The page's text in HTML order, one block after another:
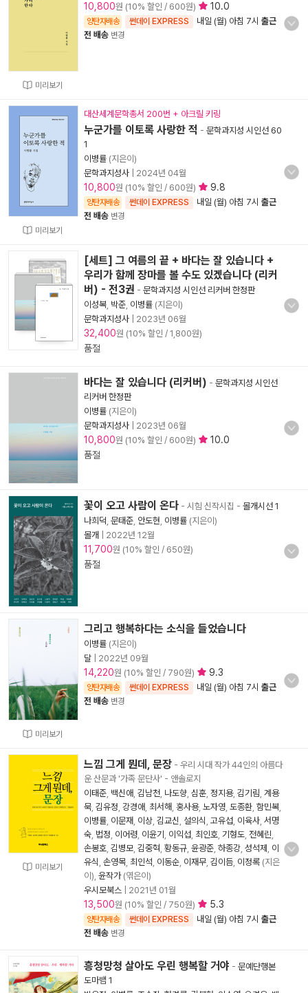
미리보기
10,800원 (10% 할인 / 600원) 10.0
양탄자배송 썬데이 EXPRESS 내일 (월) 아침 7시 출근
전 배송 변경
미리보기
대산세계문학총서 200번 + 아크릴 키링
누군가를 이토록 사랑한 적 - 문학과지성 시인선 60
1
이병률 (지은이)
문학과지성사
2024년 04월
10,800원 (10% 할인 / 600원) 9.8
양탄자배송 썬데이 EXPRESS 내일 (월) 아침 7시 출근
전 배송 변경
[세트] 그 여름의 끝 + 바다는 잘 있습니다 +
우리가 함께 장마를 볼 수도 있겠습니다 (리커
버) - 전3권 - 문학과지성 시인선 리커버 한정판
이성복 박준 이병률 (지은이)
문학과지성사
2023년 06월
32,400원 (10% 할인 / 1,800원)
품절
바다는 잘 있습니다 (리커버) - 문학과지성 시인선
리커버 한정판
이병률 (지은이)
문학과지성사
2023년 06월
10,800원 (10% 할인 / 600원)
10.0
품절
꽃이 오고 사람이 온다 - 시힘 신작시집 - 몰개시선 1
나희덕 문태준 안도현 이병률 (지은이)
몰개
2022년 12월
11,700원 (10% 할인 / 650원)
품절
미리보기
그리고 행복하다는 소식을 들었습니다
이병률 (지은이)
달
2022년 09월
14,220원 (10% 할인 / 790원) 9.3
양탄자배송 썬데이 EXPRESS 내일 (월) 아침 7시 출근
전 배송 변경
미리보기
느낌 그게 뭔데, 문장 - 우리 시대 작가 44인의 아름다
운 산문과 '가족 문단사' - 앤솔로지
이태준 백신애 김남천 나도향 심훈 정지용, 김기림 계용
묵 김유정 강경애 최서해 홍사용, 노자영 도종환 함민복
이병률 이문재 이상 김교신 설의식 고유섭 이육사 서명
숙 법정 이어령 이윤기 이익섭 최인호 기형도 전혜린
손봉호 김병모 김중혁 황동규 윤광준 하종강 성석제
이
유식 손영목 최인석 이동순 이재무 김이듬 이정록 (지은
이), 윤작가(엮은이)
우시모북스
2021년 01월
13,500원 (10% 할인 / 750원) 5.3
양탄자배송 썬데이 EXPRESS 내일 (월) 아침 7시 출근
전 배송 변경
흥청망청 살아도 우린 행복할 거야 - 문예단행본
도마뱀 1